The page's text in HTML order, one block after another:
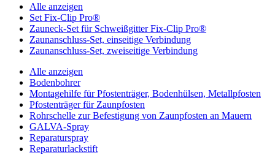
Alle anzeigen
Set Fix-Clip Pro®
Zauneck-Set für Schweißgitter Fix-Clip Pro®
Zaunanschluss-Set, einseitige Verbindung
Zaunanschluss-Set, zweiseitige Verbindung
Alle anzeigen
Bodenbohrer
Montagehilfe für Pfostenträger, Bodenhülsen, Metallpfosten
Pfostenträger für Zaunpfosten
Rohrschelle zur Befestigung von Zaunpfosten an Mauern
GALVA-Spray
Reparaturspray
Reparaturlackstift